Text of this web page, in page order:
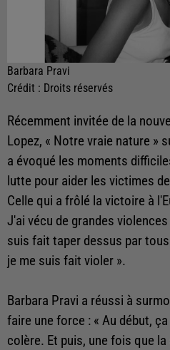
Barbara Pravi
Crédit : Droits réservés
Récemment invitée de la
Lopez, « Notre vraie nature »
a évoqué les moments
lutte pour aider les victimes
Celle qui a frôlé la victoire à
J'ai vécu de grandes
suis fait taper dessus par
je me suis fait violer ».
Barbara Pravi a réussi à
faire une force : « Au début,
colère. Et puis, une fois que